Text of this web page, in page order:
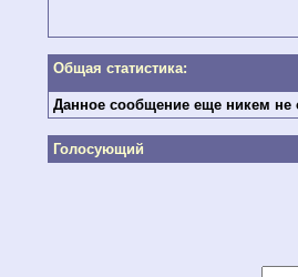
Общая статистика:
Данное сообщение еще никем не
Голосующий